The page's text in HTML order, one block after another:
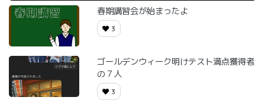
春期講習会が始まったよ
3
ゴールデンウィーク明けテスト満点獲得者
の７人
3